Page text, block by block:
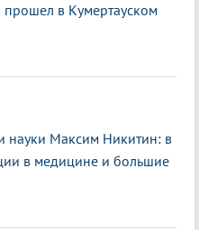
в Кумертауском
науки Максим Никитин: в
в медицине и большие